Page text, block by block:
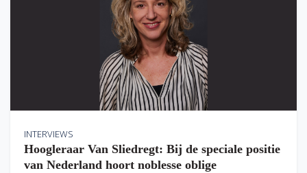
INTERVIEWS
Hoogleraar Van Sliedregt: Bij de speciale positie
van Nederland hoort noblesse oblige